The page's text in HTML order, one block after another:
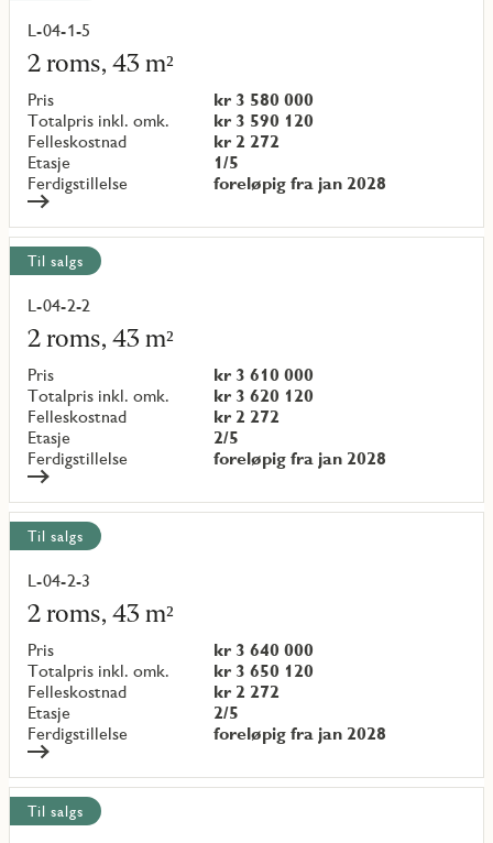
L-04-1-5
2 roms, 43 m²
Pris
kr 3 580 000
Totalpris inkl. omk.
kr 3 590 120
Felleskostnad
kr 2 272
Etasje
1/5
Ferdigstillelse
foreløpig fra jan 2028
Les
mer
om
objekt
{objectNumber}
Til salgs
L-04-2-2
2 roms, 43 m²
Pris
kr 3 610 000
Totalpris inkl. omk.
kr 3 620 120
Felleskostnad
kr 2 272
Etasje
2/5
Ferdigstillelse
foreløpig fra jan 2028
Les
mer
om
objekt
{objectNumber}
Til salgs
L-04-2-3
2 roms, 43 m²
Pris
kr 3 640 000
Totalpris inkl. omk.
kr 3 650 120
Felleskostnad
kr 2 272
Etasje
2/5
Ferdigstillelse
foreløpig fra jan 2028
Les
mer
om
objekt
{objectNumber}
Til salgs